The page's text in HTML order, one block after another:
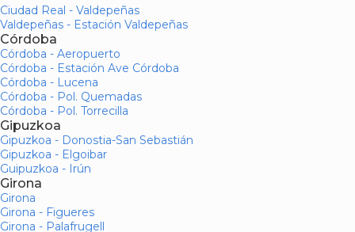
Ciudad Real - Valdepeñas
Valdepeñas - Estación Valdepeñas
Córdoba
Córdoba - Aeropuerto
Córdoba - Estación Ave Córdoba
Córdoba - Lucena
Córdoba - Pol. Quemadas
Córdoba - Pol. Torrecilla
Gipuzkoa
Gipuzkoa - Donostia-San Sebastián
Gipuzkoa - Elgoibar
Guipuzkoa - Irún
Girona
Girona
Girona - Figueres
Girona - Palafrugell